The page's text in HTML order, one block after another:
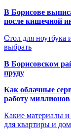
В Борисове
после кишечной
Стол для
выбрать
В Борисовском
пруду
Как облачные
работу
Какие материалы
для квартиры и